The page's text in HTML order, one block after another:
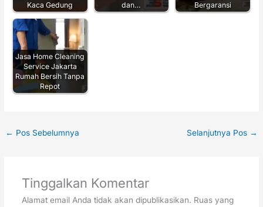
Kaca Gedung
dan…
Bergaransi
Jasa Home Cleaning
Service Jakarta
Rumah Bersih Tanpa
Repot
← Pos Sebelumnya Selanjutnya Pos →
Tinggalkan Komentar
Alamat email Anda tidak akan dipublikasikan. Ruas yang